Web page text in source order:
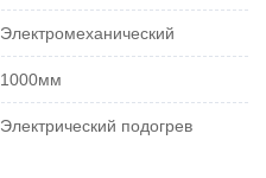
Электромеханический
1000мм
Электрический подогрев